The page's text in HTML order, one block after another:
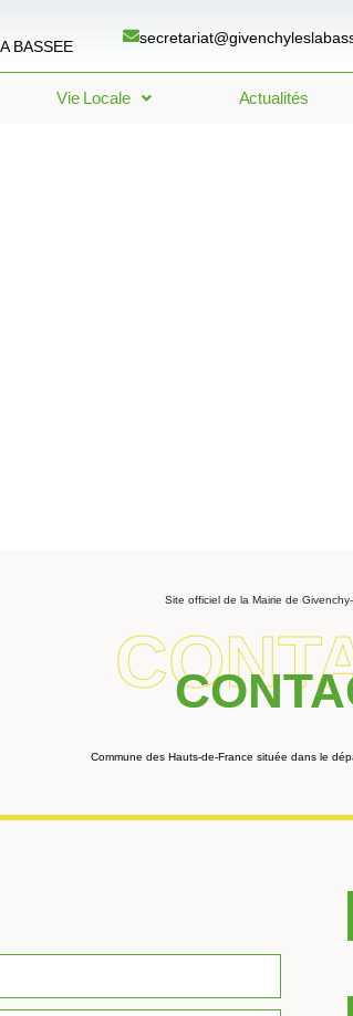
BASSEE
Vie Locale Actualités
Site officiel de la Mairie de
Commune des Hauts-de-France située dans le